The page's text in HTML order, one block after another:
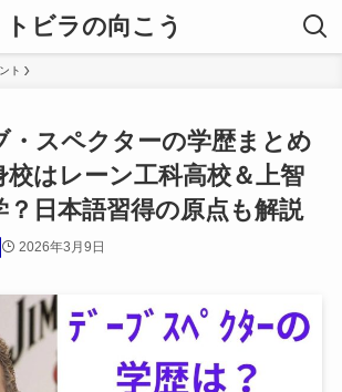
トビラの向こう
ト
・スペクターの学歴まとめ
校はレーン工科高校＆上智
？日本語習得の原点も解説
2026年3月9日